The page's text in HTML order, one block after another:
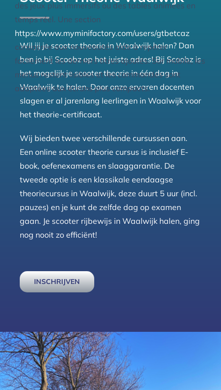
Wil jij je scooter theorie in Waalwijk halen? Dan
ben je bij Scoobz op het juiste adres! Bij Scoobz is
het mogelijk je scooter theorie in één dag in
Waalwijk te halen. Door onze ervaren docenten
slagen er al jarenlang leerlingen in Waalwijk voor
het theorie-certificaat.
Wij bieden twee verschillende cursussen aan.
Een online scooter theorie cursus is inclusief E-
book, oefenexamens en slaaggarantie. De
tweede optie is een klassikale eendaagse
theoriecursus in Waalwijk, deze duurt 5 uur (incl.
pauzes) en je kunt de zelfde dag op examen
gaan. Je scooter rijbewijs in Waalwijk halen, ging
nog nooit zo efficiënt!
INSCHRIJVEN
des jeux plus immersifs ou des tables animées en
temps réel. Une section
https://www.myminifactory.com/users/gtbetcaz
consacrée aux nouveautés aide à repérer
facilement les derniers titres ajoutés. Sur mobile, les
menus restent lisibles et les commandes sont
adaptées aux écrans plus compacts.